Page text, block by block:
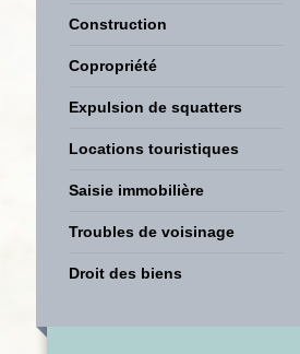
Construction
Copropriété
Expulsion de squatters
Locations touristiques
Saisie immobilière
Troubles de voisinage
Droit des biens